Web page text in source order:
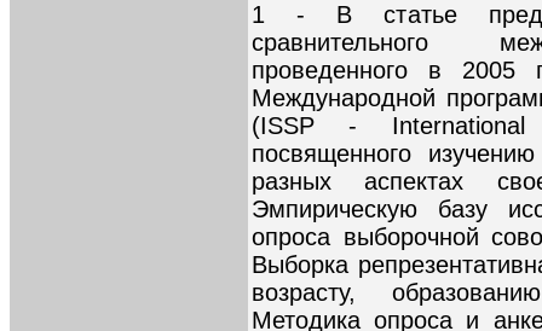
1 - В статье
сравнительного
проведенного в 2005
Международной
(ISSP -
посвященного
разных аспектах
Эмпирическую базу
опроса выборочной
Выборка
возрасту,
Методика опроса и